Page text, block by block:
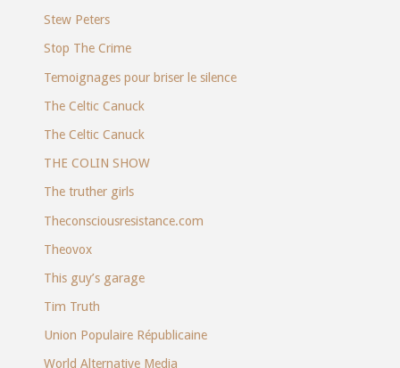
Stew Peters
Stop The Crime
Temoignages pour briser le silence
The Celtic Canuck
The Celtic Canuck
THE COLIN SHOW
The truther girls
Theconsciousresistance.com
Theovox
This guy’s garage
Tim Truth
Union Populaire Républicaine
World Alternative Media